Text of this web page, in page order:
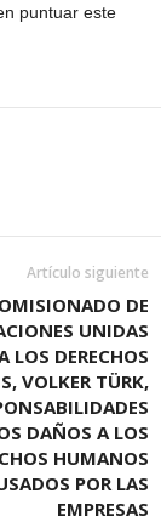
puntuar este
Artículo siguiente
DE
UNIDAS
LOS DERECHOS
VOLKER TÜRK,
DAÑOS A LOS
HUMANOS
POR LAS
EMPRESAS